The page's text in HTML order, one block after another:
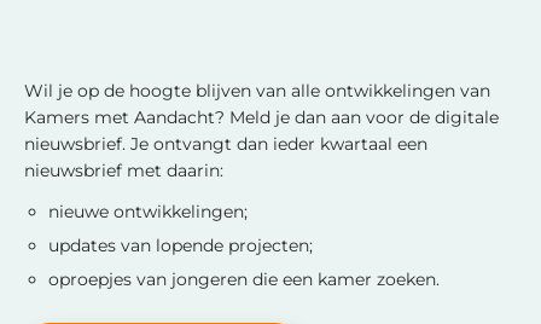
Wil je op de hoogte blijven van alle ontwikkelingen van
Kamers met Aandacht? Meld je dan aan voor de digitale
nieuwsbrief. Je ontvangt dan ieder kwartaal een
nieuwsbrief met daarin:
nieuwe ontwikkelingen;
updates van lopende projecten;
oproepjes van jongeren die een kamer zoeken.